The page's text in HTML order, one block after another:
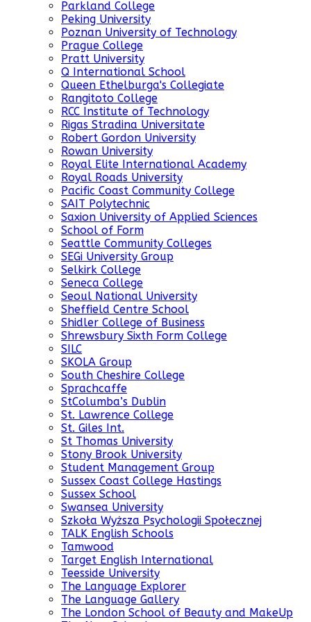
Parkland College
Peking University
Poznan University of Technology
Prague College
Pratt University
Q International School
Queen Ethelburga's Collegiate
Rangitoto College
RCC Institute of Technology
Rigas Stradina Universitate
Robert Gordon University
Rowan University
Royal Elite International Academy
Royal Roads University
Pacific Coast Community College
SAIT Polytechnic
Saxion University of Applied Sciences
School of Form
Seattle Community Colleges
SEGi University Group
Selkirk College
Seneca College
Seoul National University
Sheffield Centre School
Shidler College of Business
Shrewsbury Sixth Form College
SILC
SKOLA Group
South Cheshire College
Sprachcaffe
StColumba’s Dublin
St. Lawrence College
St. Giles Int.
St Thomas University
Stony Brook University
Student Management Group
Sussex Coast College Hastings
Sussex School
Swansea University
Szkoła Wyższa Psychologii Społecznej
TALK English Schools
Tamwood
Target English International
Teesside University
The Language Explorer
The Language Gallery
The London School of Beauty and MakeUp